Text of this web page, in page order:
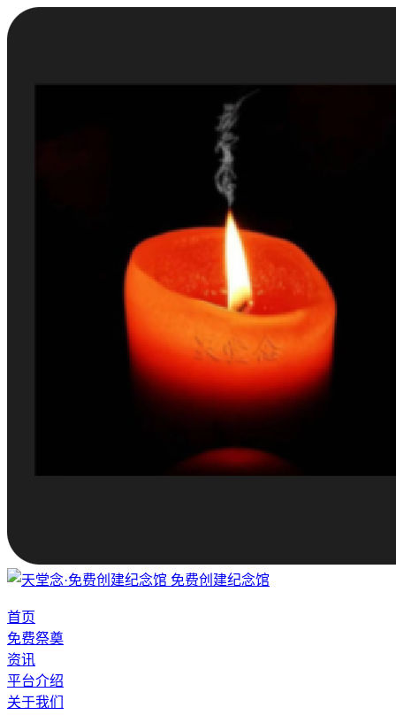
免费创建纪念馆
首页
免费祭奠
资讯
平台介绍
关于我们